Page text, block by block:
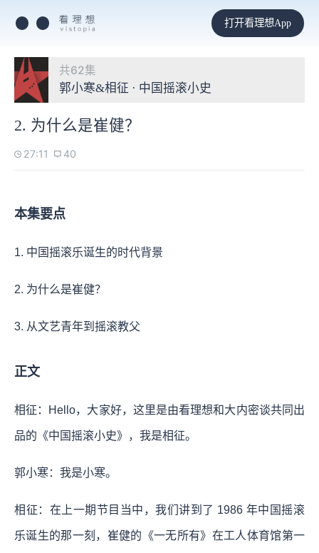
打开看理想App
共62集
郭小寒&相征 · 中国摇滚小史
2. 为什么是崔健？
27:11 40
本集要点
1. 中国摇滚乐诞生的时代背景
2. 为什么是崔健？
3. 从文艺青年到摇滚教父
正文
相征：Hello，大家好，这里是由看理想和大内密谈共同出
品的《中国摇滚小史》，我是相征。
郭小寒：我是小寒。
相征：在上一期节目当中，我们讲到了 1986 年中国摇滚
乐诞生的那一刻，崔健的《一无所有》在工人体育馆第一